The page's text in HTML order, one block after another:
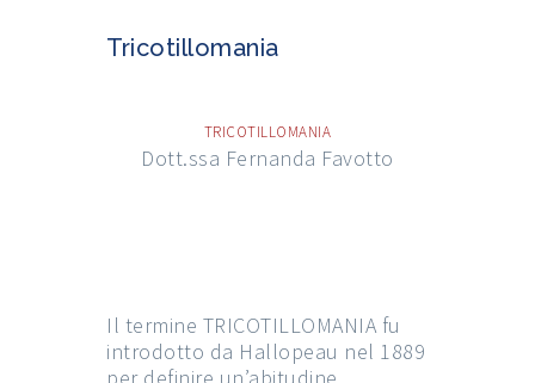
Tricotillomania
TRICOTILLOMANIA
Dott.ssa Fernanda Favotto
Il termine TRICOTILLOMANIA fu
introdotto da Hallopeau nel 1889
per definire un’abitudine